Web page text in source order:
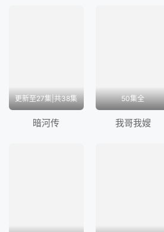
更新至27集|共38集
暗河传
50集全
我哥我嫂